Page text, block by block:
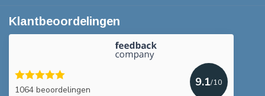
Klantbeoordelingen
1064 beoordelingen
9.1/10